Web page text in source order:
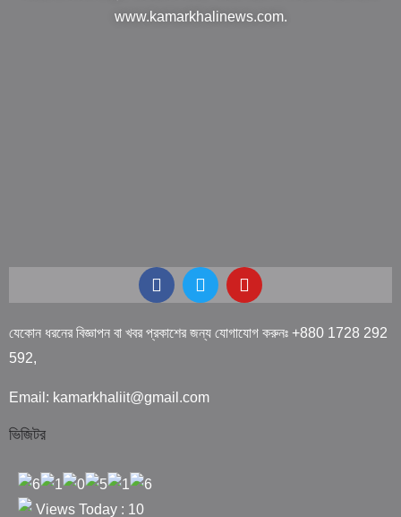
www.kamarkhalinews.com.
যেকোন ধরনের বিজ্ঞাপন বা খবর প্রকাশের জন্য যোগাযোগ করুনঃ +880 1728 292
592,
Email: kamarkhaliit@gmail.com
ভিজিটর
Views Today : 10